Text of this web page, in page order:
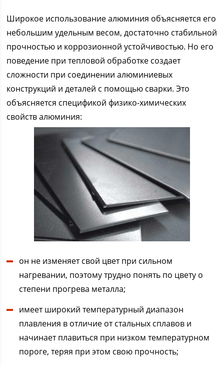
Широкое использование алюминия объясняется его
небольшим удельным весом, достаточно стабильной
прочностью и коррозионной устойчивостью. Но его
поведение при тепловой обработке создает
сложности при соединении алюминиевых
конструкций и деталей с помощью сварки. Это
объясняется спецификой физико-химических
свойств алюминия:
он не изменяет свой цвет при сильном
нагревании, поэтому трудно понять по цвету о
степени прогрева металла;
имеет широкий температурный диапазон
плавления в отличие от стальных сплавов и
начинает плавиться при низком температурном
пороге, теряя при этом свою прочность;